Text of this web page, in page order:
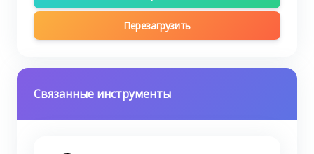
Перезагрузить
Связанные инструменты